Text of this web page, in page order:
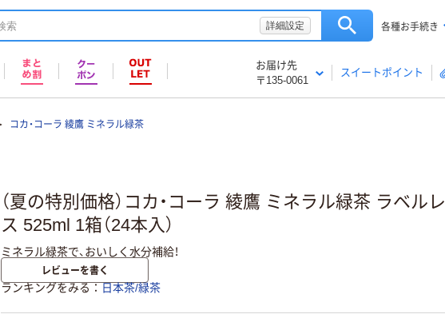
詳細設定 各種お手続き
お届け先
〒135-0061
スイートポイント
コカ・コーラ 綾鷹 ミネラル緑茶
（夏の特別価格）コカ・コーラ 綾鷹 ミネラル緑茶 ラベルレ
ス 525ml 1箱（24本入）
ミネラル緑茶で、おいしく水分補給！
レビューを書く
ランキングをみる 日本茶/緑茶